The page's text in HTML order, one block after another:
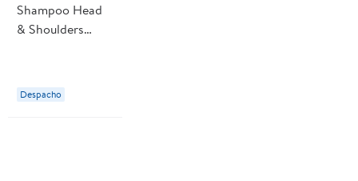
Shampoo Head
& Shoulders
Despacho